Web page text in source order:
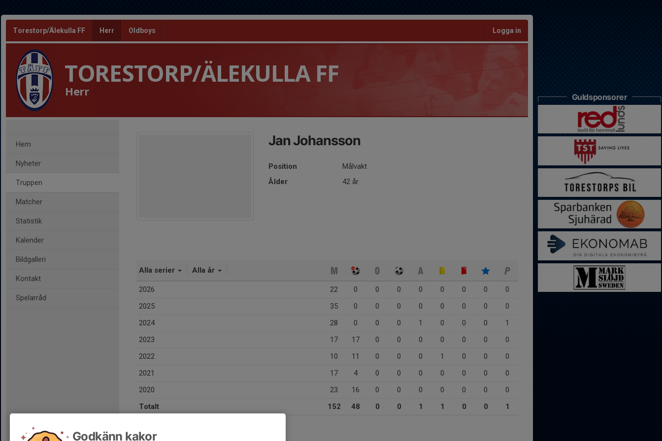
Torestorp/Älekulla FF Herr Oldboys Logga in
TORESTORP/ÄLEKULLA FF
Herr
Hem
Nyheter
Truppen
Matcher
Statistik
Kalender
Bildgalleri
Kontakt
Spelarråd
Jan Johansson
Position
Målvakt
Ålder
42 år
Alla serier Alla år
2026 22 0 0 0 0 0 0 0
0
2025
35 0 0 0 0 0 0 0
0
2024
28 0 0 0 1 0 0 0
1
2023
17 17 0 0 0 0 0 0
0
2022
10 11 0 0 0 1 0 0
0
2021
17 4 0 0 0 0 0 0
0
2020
23 16 0 0 0 0 0 0
0
Totalt
152 48 0 0 1 1 0 0 1
Guldsponsorer
Godkänn kakor